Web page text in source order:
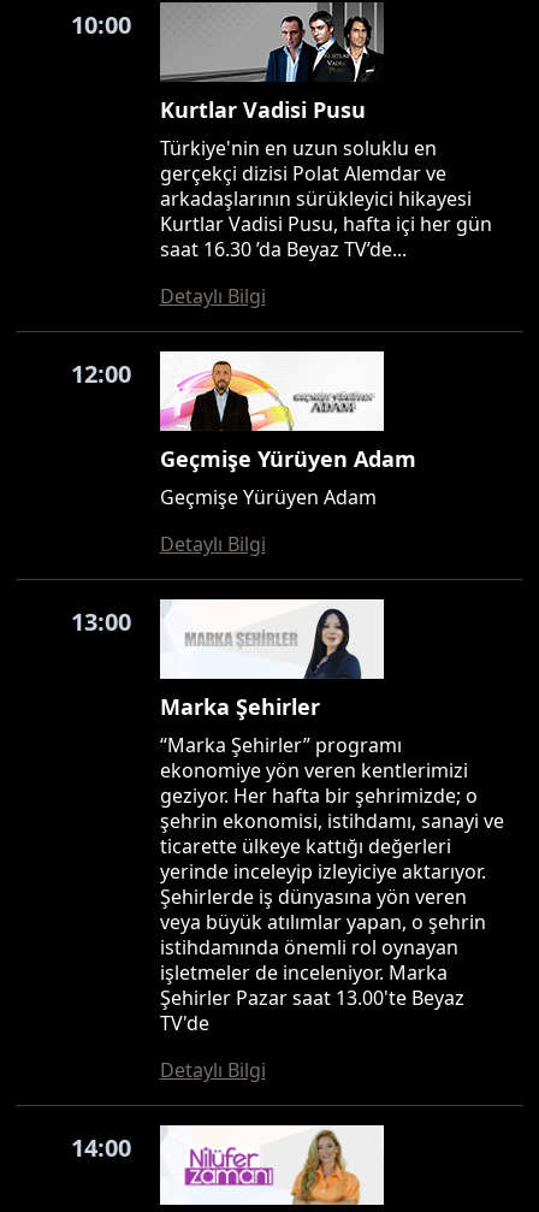
10:00
Kurtlar Vadisi Pusu
Türkiye'nin en uzun soluklu en
gerçekçi dizisi Polat Alemdar ve
arkadaşlarının sürükleyici hikayesi
Kurtlar Vadisi Pusu, hafta içi her gün
saat 16.30 ’da Beyaz TV’de...
Detaylı Bilgi
12:00
Geçmişe Yürüyen Adam
Geçmişe Yürüyen Adam
Detaylı Bilgi
13:00
Marka Şehirler
“Marka Şehirler” programı
ekonomiye yön veren kentlerimizi
geziyor. Her hafta bir şehrimizde; o
şehrin ekonomisi, istihdamı, sanayi ve
ticarette ülkeye kattığı değerleri
yerinde inceleyip izleyiciye aktarıyor.
Şehirlerde iş dünyasına yön veren
veya büyük atılımlar yapan, o şehrin
istihdamında önemli rol oynayan
işletmeler de inceleniyor. Marka
Şehirler Pazar saat 13.00'te Beyaz
TV'de
Detaylı Bilgi
14:00